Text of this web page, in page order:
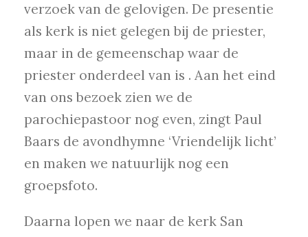
verzoek van de gelovigen. De presentie
als kerk is niet gelegen bij de priester,
maar in de gemeenschap waar de
priester onderdeel van is . Aan het eind
van ons bezoek zien we de
parochiepastoor nog even, zingt Paul
Baars de avondhymne ‘Vriendelijk licht’
en maken we natuurlijk nog een
groepsfoto.
Daarna lopen we naar de kerk San